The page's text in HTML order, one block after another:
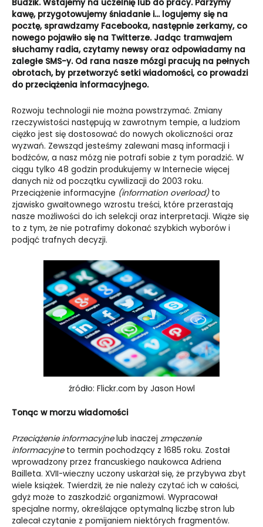
Budzik. Wstajemy na uczelnię lub do pracy. Parzymy
kawę, przygotowujemy śniadanie i… logujemy się na
pocztę, sprawdzamy Facebooka, następnie zerkamy, co
nowego pojawiło się na Twitterze. Jadąc tramwajem
słuchamy radia, czytamy newsy oraz odpowiadamy na
zaległe SMS-y. Od rana nasze mózgi pracują na pełnych
obrotach, by przetworzyć setki wiadomości, co prowadzi
do przeciążenia informacyjnego.
Rozwoju technologii nie można powstrzymać. Zmiany
rzeczywistości następują w zawrotnym tempie, a ludziom
ciężko jest się dostosować do nowych okoliczności oraz
wyzwań. Zewsząd jesteśmy zalewani masą informacji i
bodźców, a nasz mózg nie potrafi sobie z tym poradzić. W
ciągu tylko 48 godzin produkujemy w Internecie więcej
danych niż od początku cywilizacji do 2003 roku.
Przeciążenie informacyjne (information overload)to
zjawisko gwałtownego wzrostu treści, które przerastają
nasze możliwości do ich selekcji oraz interpretacji. Wiąże się
to z tym, że nie potrafimy dokonać szybkich wyborów i
podjąć trafnych decyzji.
źródło: Flickr.com by Jason Howl
Tonąc w morzu wiadomości
Przeciążenie informacyjnelub inaczej zmęczenie
informacyjneto termin pochodzący z 1685 roku. Został
wprowadzony przez francuskiego naukowca Adriena
Bailleta. XVII-wieczny uczony uskarżał się, że przybywa zbyt
wiele książek. Twierdził, że nie należy czytać ich w całości,
gdyż może to zaszkodzić organizmowi. Wypracował
specjalne normy, określające optymalną liczbę stron lub
zalecał czytanie z pomijaniem niektórych fragmentów.